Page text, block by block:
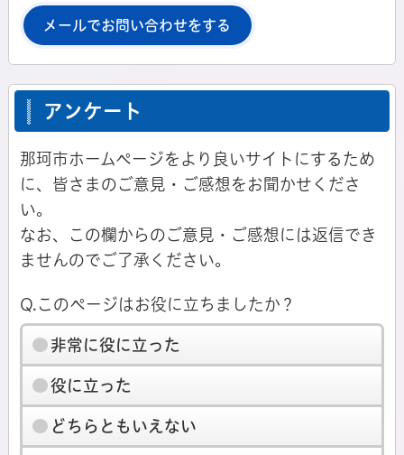
メールでお問い合わせをする
アンケート
那珂市ホームページをより良いサイトにするため
に、皆さまのご意見・ご感想をお聞かせくださ
い。
なお、この欄からのご意見・ご感想には返信でき
ませんのでご了承ください。
Q.このページはお役に立ちましたか？
非常に役に立った
役に立った
どちらともいえない